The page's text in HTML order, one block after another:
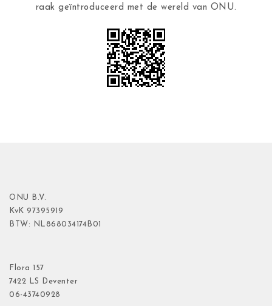
raak geïntroduceerd met de wereld van ONU.
ONU B.V.
KvK 97395919
BTW: NL868034174B01
Flora 157
7422 LS Deventer
06-43740928